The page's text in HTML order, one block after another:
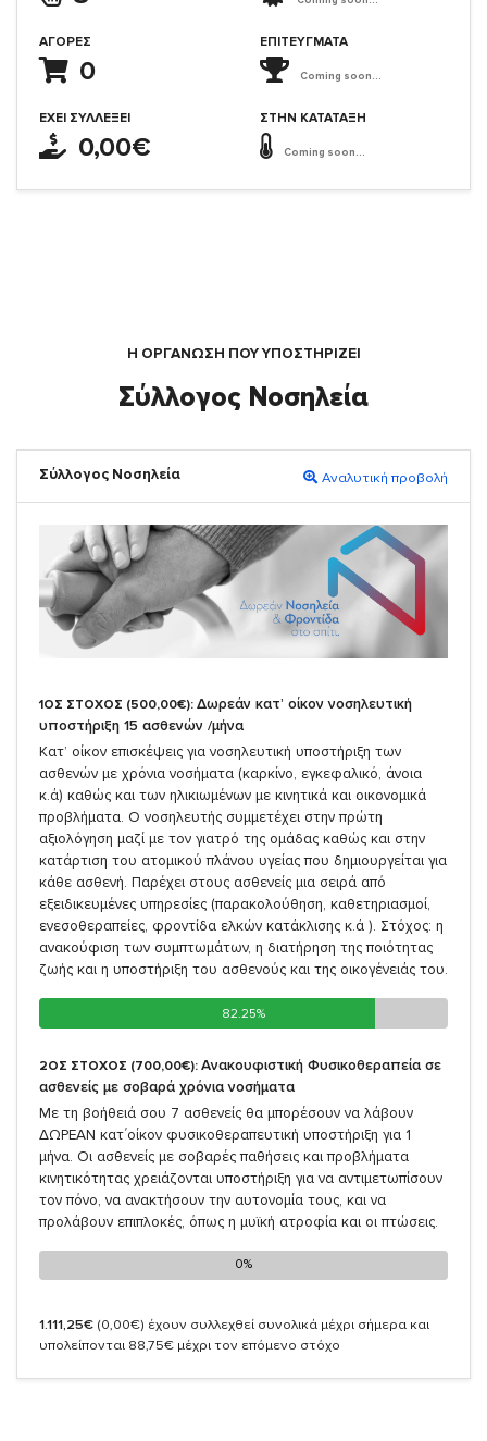
ΑΓΟΡΈΣ
0
ΈΧΕΙ ΣΥΛΛΈΞΕΙ
0,00€
ΕΠΙΤΕΎΓΜΑΤΑ
Coming soon...
ΣΤΗΝ ΚΑΤΆΤΑΞΗ
Coming soon...
Η ΟΡΓΆΝΩΣΗ ΠΟΥ ΥΠΟΣΤΗΡΙΖΕΙ
Σύλλογος Νοσηλεία
Σύλλογος Νοσηλεία Αναλυτική προβολή
1ΟΣ ΣΤΟΧΟΣ (500,00€): Δωρεάν κατ’ οίκον νοσηλευτική
υποστήριξη 15 ασθενών /μήνα
Κατ’ οίκον επισκέψεις για νοσηλευτική υποστήριξη των
ασθενών με χρόνια νοσήματα (καρκίνο, εγκεφαλικό, άνοια
κ.ά) καθώς και των ηλικιωμένων με κινητικά και οικονομικά
προβλήματα. Ο νοσηλευτής συμμετέχει στην πρώτη
αξιολόγηση μαζί με τον γιατρό της ομάδας καθώς και στην
κατάρτιση του ατομικού πλάνου υγείας που δημιουργείται για
κάθε ασθενή. Παρέχει στους ασθενείς μια σειρά από
εξειδικευμένες υπηρεσίες (παρακολούθηση, καθετηριασμοί,
ενεσοθεραπείες, φροντίδα ελκών κατάκλισης κ.ά ). Στόχος: η
ανακούφιση των συμπτωμάτων, η διατήρηση της ποιότητας
ζωής και η υποστήριξη του ασθενούς και της οικογένειάς του.
82.25%
82.25%
2ΟΣ ΣΤΟΧΟΣ (700,00€): Ανακουφιστική Φυσικοθεραπεία σε
ασθενείς με σοβαρά χρόνια νοσήματα
Με τη βοήθειά σου 7 ασθενείς θα μπορέσουν να λάβουν
ΔΩΡΕΑΝ κατ΄οίκον φυσικοθεραπευτική υποστήριξη για 1
μήνα. Οι ασθενείς με σοβαρές παθήσεις και προβλήματα
κινητικότητας χρειάζονται υποστήριξη για να αντιμετωπίσουν
τον πόνο, να ανακτήσουν την αυτονομία τους, και να
προλάβουν επιπλοκές, όπως η μυϊκή ατροφία και οι πτώσεις.
0%
0%
1.111,25€ (0,00€) έχουν συλλεχθεί συνολικά μέχρι σήμερα και
υπολείπονται 88,75€ μέχρι τον επόμενο στόχο